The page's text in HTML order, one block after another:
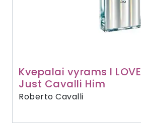
Kvepalai vyrams I LOVE
Just Cavalli Him
Roberto Cavalli